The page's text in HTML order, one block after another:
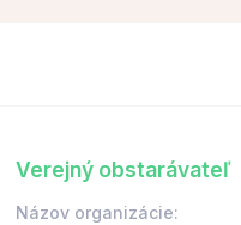
Verejný obstarávateľ
Názov organizácie: